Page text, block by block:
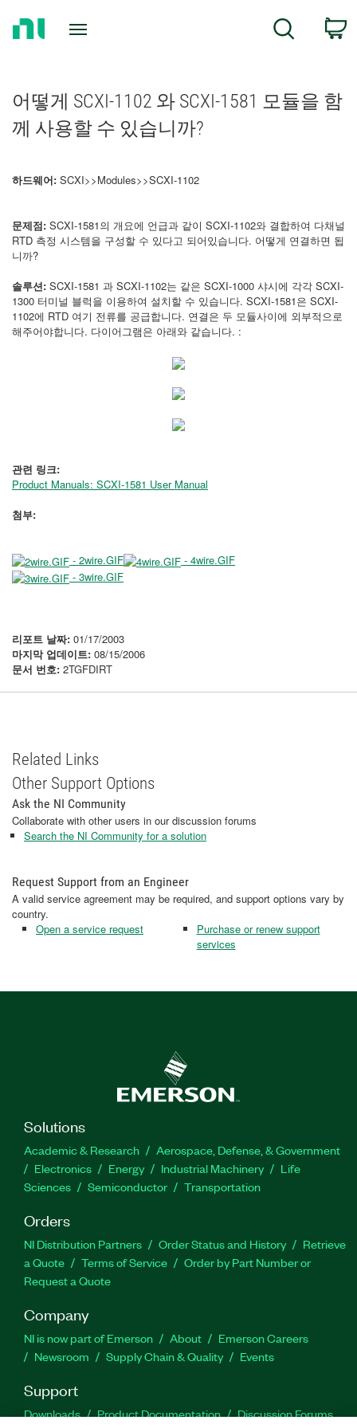
Search
어떻게 SCXI-1102 와 SCXI-1581 모듈을 함
께 사용할 수 있습니까?
하드웨어: SCXI>>Modules>>SCXI-1102
문제점: SCXI-1581의 개요에 언급과 같이 SCXI-1102와 결합하여 다채널
RTD 측정 시스템을 구성할 수 있다고 되어있습니다. 어떻게 연결하면 됩
니까?
솔루션: SCXI-1581 과 SCXI-1102는 같은 SCXI-1000 샤시에 각각 SCXI-
1300 터미널 블럭을 이용하여 설치할 수 있습니다. SCXI-1581은 SCXI-
1102에 RTD 여기 전류를 공급합니다. 연결은 두 모듈사이에 외부적으로
해주어야합니다. 다이어그램은 아래와 같습니다. :
관련 링크:
Product Manuals: SCXI-1581 User Manual
첨부:
- 2wire.GIF
- 4wire.GIF
- 3wire.GIF
리포트 날짜: 01/17/2003
마지막 업데이트: 08/15/2006
문서 번호: 2TGFDIRT
Related Links
Other Support Options
Ask the NI Community
Collaborate with other users in our discussion forums
Search the NI Community for a solution
Request Support from an Engineer
A valid service agreement may be required, and support options vary by
country.
Open a service request
Purchase or renew support
services
Solutions
Academic & Research
Aerospace, Defense, & Government
Electronics
Energy Industrial Machinery
Life
Sciences
Semiconductor Transportation
Orders
NI Distribution Partners Order Status and History
Retrieve
a Quote
Terms of Service
Order by Part Number or
Request a Quote
Company
NI is now part of Emerson About
Emerson Careers
Newsroom
Supply Chain & Quality Events
Support
Downloads Product Documentation
Discussion Forums